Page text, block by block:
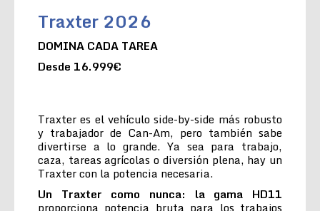
Traxter 2026
DOMINA CADA TAREA
Desde 16.999€
Traxter es el vehículo side-by-side más robusto
y trabajador de Can-Am, pero también sabe
divertirse a lo grande. Ya sea para trabajo,
caza, tareas agrícolas o diversión plena, hay un
Traxter con la potencia necesaria.
Un Traxter como nunca: la gama HD11
proporciona potencia bruta para los trabajos